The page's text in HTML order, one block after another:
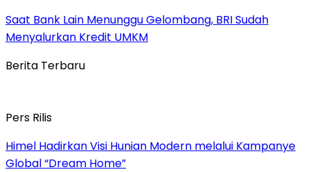
Saat Bank Lain Menunggu Gelombang, BRI Sudah
Menyalurkan Kredit UMKM
Berita Terbaru
Pers Rilis
Himel Hadirkan Visi Hunian Modern melalui Kampanye
Global “Dream Home”